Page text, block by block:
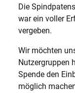
Die
war ein voller
vergeben.
Wir möchten
Nutzergruppen
Spende den
möglich